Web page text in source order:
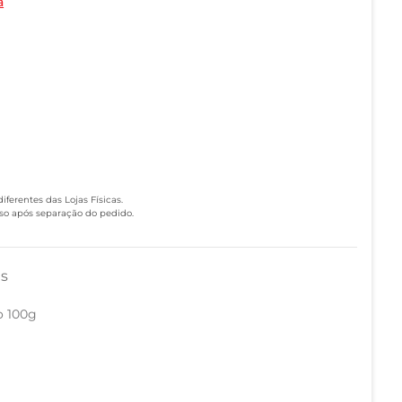
das Lojas Físicas.
após separação do pedido.
100g